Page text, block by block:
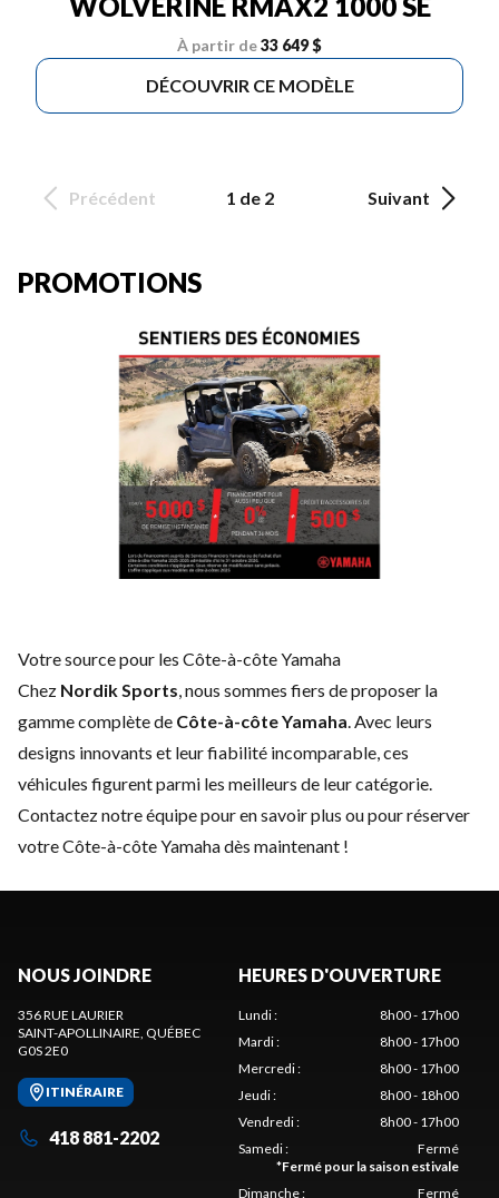
À partir de33 649 $
DÉCOUVRIR CE MODÈLE
Précédent 1 de 2 Suivant
PROMOTIONS
Votre source pour les Côte-à-côte Yamaha
Chez Nordik Sports, nous sommes fiers de proposer la
gamme complète de Côte-à-côte Yamaha. Avec leurs
designs innovants et leur fiabilité incomparable, ces
véhicules figurent parmi les meilleurs de leur catégorie.
Contactez notre équipepour en savoir plus ou pour réserver
votre Côte-à-côte Yamaha dès maintenant !
NOUS JOINDRE
356 RUE LAURIER
SAINT-APOLLINAIRE, QUÉBEC
G0S 2E0
ITINÉRAIRE
418 881-2202
HEURES D'OUVERTURE
Lundi:
8h00 - 17h00
Mardi:
8h00 - 17h00
Mercredi:
8h00 - 17h00
Jeudi:
8h00 - 18h00
Vendredi:
8h00 - 17h00
Samedi:
Fermé
*Fermé pour la saison estivale
Dimanche: Fermé